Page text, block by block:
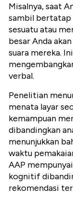
Misalnya, saat
sambil bertatap
sesuatu atau
besar Anda
suara mereka.
verbal.
Penelitian
menata layar
kemampuan
dibandingkan
menunjukkan
waktu
AAP
kognitif
rekomendasi